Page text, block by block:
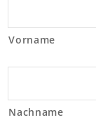
Vorname
Nachname